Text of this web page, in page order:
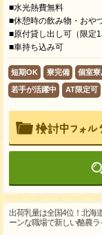
■水光熱費無料
■休憩時の飲み物・おや
■原付貸し出し可（限定1
■車持ち込み可
短期OK 寮完備 個室寮
若手が活躍中 AT限定可
出荷乳量は全国4位！北海
ーンな職場で新しい酪農